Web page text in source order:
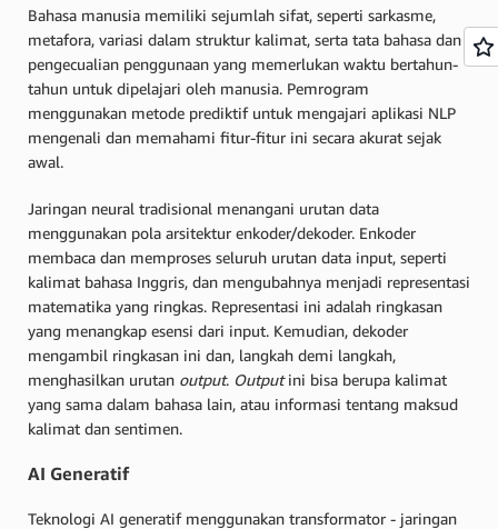
Bahasa manusia memiliki sejumlah sifat, seperti sarkasme,
metafora, variasi dalam struktur kalimat, serta tata bahasa dan
pengecualian penggunaan yang memerlukan waktu bertahun-
tahun untuk dipelajari oleh manusia. Pemrogram
menggunakan metode prediktif untuk mengajari aplikasi NLP
mengenali dan memahami fitur-fitur ini secara akurat sejak
awal.
Jaringan neural tradisional menangani urutan data
menggunakan pola arsitektur enkoder/dekoder. Enkoder
membaca dan memproses seluruh urutan data input, seperti
kalimat bahasa Inggris, dan mengubahnya menjadi representasi
matematika yang ringkas. Representasi ini adalah ringkasan
yang menangkap esensi dari input. Kemudian, dekoder
mengambil ringkasan ini dan, langkah demi langkah,
menghasilkan urutan output. Outputini bisa berupa kalimat
yang sama dalam bahasa lain, atau informasi tentang maksud
kalimat dan sentimen.
AI Generatif
Teknologi AI generatif menggunakan transformator - jaringan